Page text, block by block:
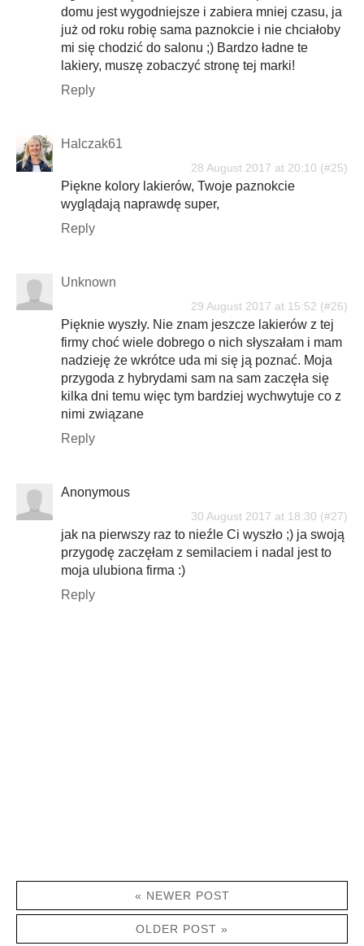
domu jest wygodniejsze i zabiera mniej czasu, ja
już od roku robię sama paznokcie i nie chciałoby
mi się chodzić do salonu ;) Bardzo ładne te
lakiery, muszę zobaczyć stronę tej marki!
Reply
Halczak61
28 August 2017 at 20:10
Piękne kolory lakierów, Twoje paznokcie
wyglądają naprawdę super,
Reply
Unknown
29 August 2017 at 15:52
Pięknie wyszły. Nie znam jeszcze lakierów z tej
firmy choć wiele dobrego o nich słyszałam i mam
nadzieję że wkrótce uda mi się ją poznać. Moja
przygoda z hybrydami sam na sam zaczęła się
kilka dni temu więc tym bardziej wychwytuje co z
nimi związane
Reply
Anonymous
30 August 2017 at 18:30
jak na pierwszy raz to nieźle Ci wyszło ;) ja swoją
przygodę zaczęłam z semilaciem i nadal jest to
moja ulubiona firma :)
Reply
« NEWER POST
OLDER POST »